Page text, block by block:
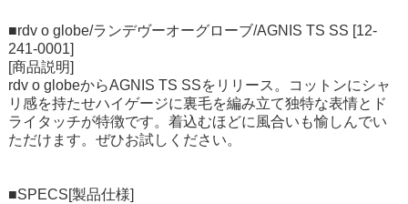
■rdv o globe/ランデヴーオーグローブ/AGNIS TS SS [12-
241-0001]
[商品説明]
rdv o globeからAGNIS TS SSをリリース。コットンにシャ
リ感を持たせハイゲージに裏毛を編み立て独特な表情とド
ライタッチが特徴です。着込むほどに風合いも愉しんでい
ただけます。ぜひお試しください。
■SPECS[製品仕様]